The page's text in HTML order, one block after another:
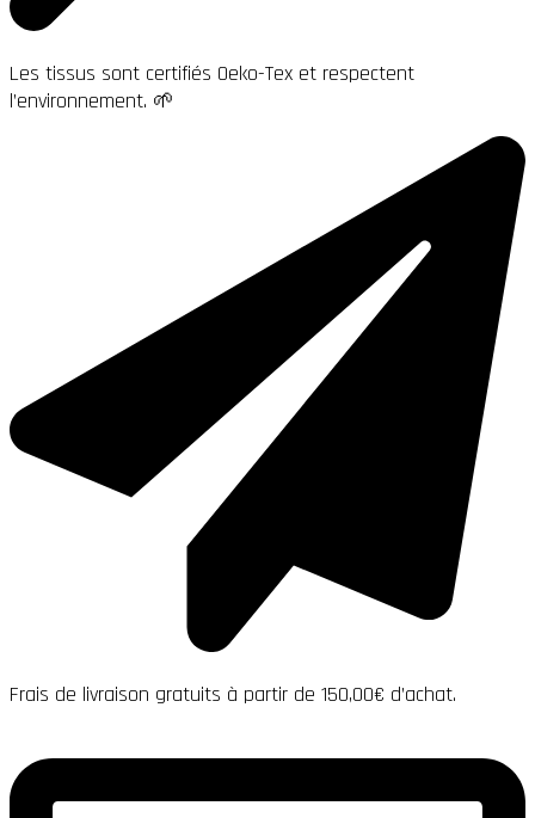
Les tissus sont certifiés Oeko-Tex et respectent
l’environnement. 🌱
Frais de livraison gratuits à partir de 150,00€ d’achat.